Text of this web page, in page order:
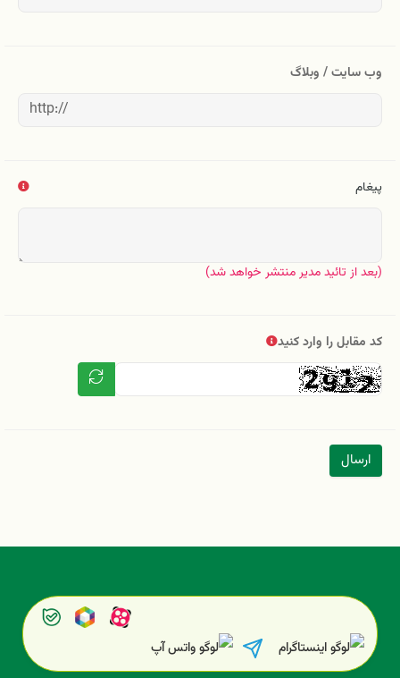
وب سایت / وبلاگ
پیغام
(بعد از تائید مدیر منتشر خواهد شد)
کد مقابل را وارد کنید
ارسال